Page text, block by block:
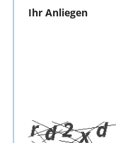
Ihr Anliegen